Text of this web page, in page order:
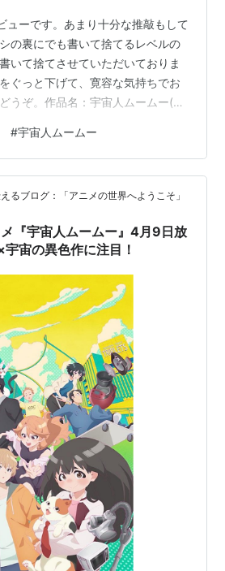
ューです。あまり十分な推敲もして
の裏にでも書いて捨てるレベルの
いて捨てさせていただいておりま
ぐっと下げて、寛容な気持ちでお
うぞ。作品名：宇宙人ムームー(ア
dp/B0F4C2MZP92025年
宙人ムームー」を見てみた。つま
りだ。中学2年生息子、小学6年生
だが、3人全員一致で一話切りと決
のムームー？が家電の仕組みを…
#宇宙人ムームー
るブログ：「アニメの世界へようこそ」
『宇宙人ムームー』4月9日放
宙の異色作に注目！